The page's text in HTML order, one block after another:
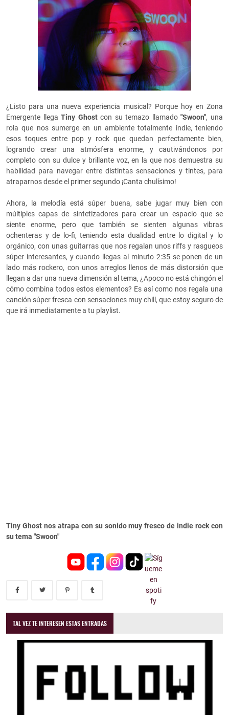
¿Listo para una nueva experiencia musical? Porque hoy en Zona
Emergente llegaTiny Ghostcon su temazo llamado"Swoon", una
rola que nos sumerge en un ambiente totalmente indie, teniendo
esos toques entre pop y rock que quedan perfectamente bien,
logrando crear una atmósfera enorme, y cautivándonos por
completo con su dulce y brillante voz, en la que nos demuestra su
habilidad para navegar entre distintas sensaciones y tintes, para
atraparnos desde el primer segundo ¡Canta chulísimo!
Ahora, la melodía está súper buena, sabe jugar muy bien con
múltiples capas de sintetizadores para crear un espacio que se
siente enorme, pero que también se sienten algunas vibras
ochenteras y de lo-fi, teniendo esta dualidad entre lo digital y lo
orgánico, con unas guitarras que nos regalan unos riffs y rasgueos
súper interesantes, y cuando llegas al minuto 2:35 se ponen de un
lado más rockero, con unos arreglos llenos de más distorsión que
llegan a dar una nueva dimensión al tema, ¿Apoco no está chingón el
cómo combina todos estos elementos? Es así como nos regala una
canción súper fresca con sensaciones muy chill, que estoy seguro de
que irá inmediatamente a tu playlist.
Tiny Ghost nos atrapa con su sonido muy fresco de indie rock con
su tema "Swoon"
TAL VEZ TE INTERESEN ESTAS ENTRADAS